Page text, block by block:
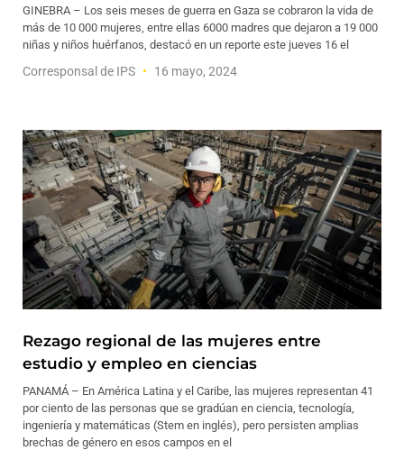
GINEBRA – Los seis meses de guerra en Gaza se cobraron la vida de
más de 10 000 mujeres, entre ellas 6000 madres que dejaron a 19 000
niñas y niños huérfanos, destacó en un reporte este jueves 16 el
Corresponsal de IPS 16 mayo, 2024
Rezago regional de las mujeres entre
estudio y empleo en ciencias
PANAMÁ – En América Latina y el Caribe, las mujeres representan 41
por ciento de las personas que se gradúan en ciencia, tecnología,
ingeniería y matemáticas (Stem en inglés), pero persisten amplias
brechas de género en esos campos en el